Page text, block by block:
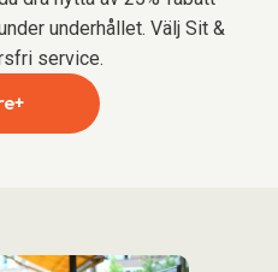
underhållet. Välj Sit &
service.